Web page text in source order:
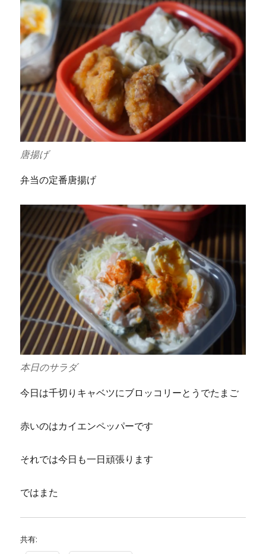
唐揚げ
弁当の定番唐揚げ
本日のサラダ
今日は千切りキャベツにブロッコリーとうでたまご
赤いのはカイエンペッパーです
それでは今日も一日頑張ります
ではまた
共有: